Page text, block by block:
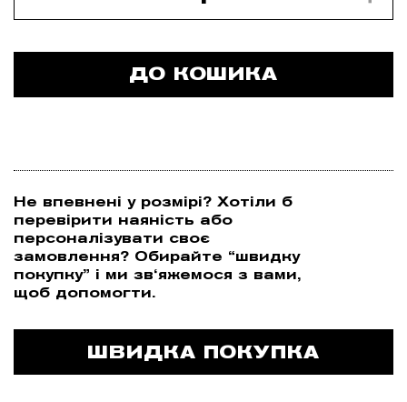
ДО КОШИКА
Не впевнені у розмірі? Хотіли б
перевірити наяність або
персоналізувати своє
замовлення? Обирайте “швидку
покупку” і ми зв‘яжемося з вами,
щоб допомогти.
ШВИДКА ПОКУПКА